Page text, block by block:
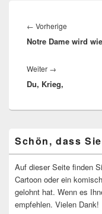
← Vorherige
Beitrag:
Notre Dame wird
Weiter →
Beitrag:
Du, Krieg,
Seitenleisten-
Widgetbereich
Schön, dass
Auf dieser Seite finden
Cartoon oder ein
gelohnt hat. Wenn es
empfehlen. Vielen Dank!